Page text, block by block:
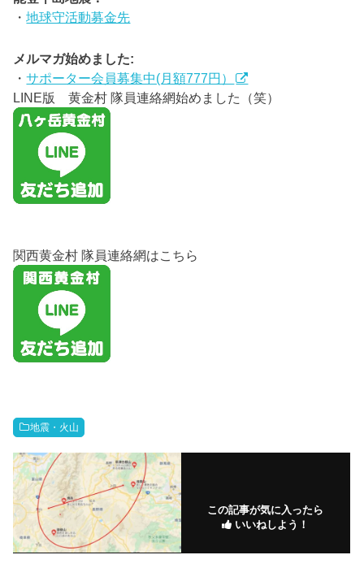
・地球守活動募金先
メルマガ始めました:
・サポーター会員募集中(月額777円）
LINE版 黄金村 隊員連絡網始めました（笑）
関西黄金村 隊員連絡網はこちら
地震・火山
この記事が気に入ったら
いいねしよう！